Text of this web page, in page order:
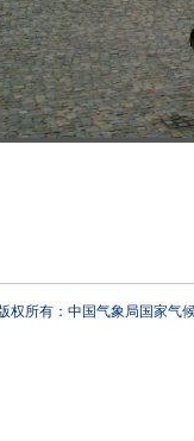
权所有：中国气象局国家气